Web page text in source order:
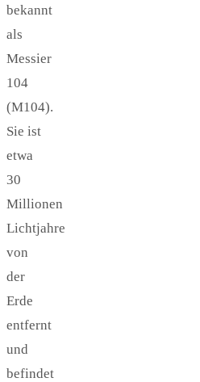
bekannt
als
Messier
104
(M104).
Sie ist
etwa
30
Millionen
Lichtjahre
von
der
Erde
entfernt
und
befindet